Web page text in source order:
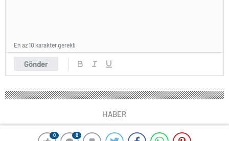
0 0
Gönder
En az 10 karakter gerekli
HABER